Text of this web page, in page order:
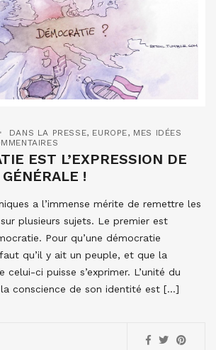
DANS LA PRESSE, EUROPE, MES IDÉES
EST L’EXPRESSION DE
!
a l’immense mérite de remettre les
plusieurs sujets. Le premier est
Pour qu’une démocratie
qu’il y ait un peuple, et que la
celui-ci puisse s’exprimer. L’unité du
conscience de son identité est […]